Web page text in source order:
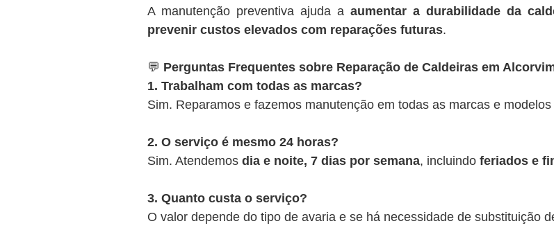
A manutenção preventiva ajuda a aumentar a durabilidade da
prevenir custos elevados com reparações futuras.
💬 Perguntas Frequentes sobre Reparação de Caldeiras em
1. Trabalham com todas as marcas?
Sim. Reparamos e fazemos manutenção em todas as marcas e
2. O serviço é mesmo 24 horas?
Sim. Atendemos dia e noite, 7 dias por semana, incluindo feriados e
3. Quanto custa o serviço?
O valor depende do tipo de avaria e se há necessidade de substituição